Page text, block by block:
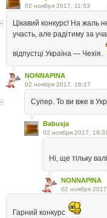
02 ноября 2017, 11:53
Цікавий конкурс! На жаль
участь, але радітиму за
відпустці Україна — Чехія.
NONNAPINA
02 ноября 2017, 16:17
Супер. То ви вже в
Babusja
02 ноября 2017,
Ні, ще тільку
NONNAPINA
02 ноября
Гарний конкурс